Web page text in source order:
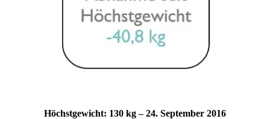
Höchstgewicht: 130 kg – 24. September 2016